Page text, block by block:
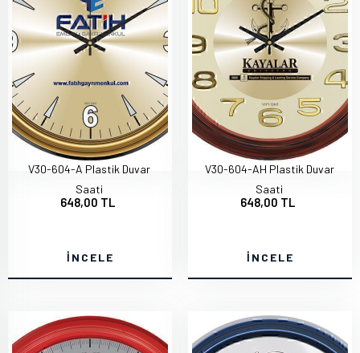
V30-604-A Plastik Duvar
Saati
648,00 TL
İNCELE
V30-604-AH Plastik Duvar
Saati
648,00 TL
İNCELE